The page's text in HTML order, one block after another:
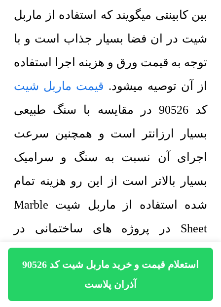
استعلام قیمت و خرید ماربل شیت کد 90526
آذران پلاست
بین کابینتی میگویند که استفاده از ماربل
شیت در ان فضا بسیار جذاب است و با
توجه به قیمت ورق و هزینه اجرا استفاده
از آن توصیه میشود. قیمت ماربل شیت
کد 90526 در مقایسه با سنگ طبیعی
بسیار ارزانتر است و همچنین سرعت
اجرای آن نسبت به سنگ و سرامیک
بسیار بالاتر است از این رو هزینه تمام
شده استفاده از ماربل شیت Marble
Sheet در پروژه های ساختمانی در
مقایسه با سنگ کاری کاهش پیدا میکند.
مختلف به ترتیب زیر تشکیل شده است: